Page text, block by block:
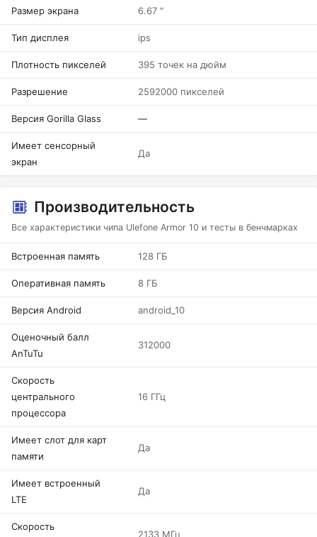
Размер экрана 6.67 "
Тип дисплея ips
Плотность пикселей 395 точек на дюйм
Разрешение 2592000 пикселей
Версия Gorilla Glass —
Имеет сенсорный
экран
Да
Производительность
Все характеристики чипа Ulefone Armor 10 и тесты в бенчмарках
Встроенная память 128 ГБ
Оперативная память 8 ГБ
Версия Android android_10
Оценочный балл
AnTuTu
312000
Скорость
центрального
процессора
16 ГГц
Имеет слот для карт
памяти
Да
Имеет встроенный
LTE
Да
Скорость
2133 МГц